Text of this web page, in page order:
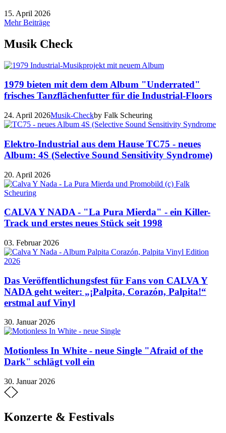
15. April 2026
Mehr Beiträge
Musik Check
1979 bieten mit dem dem Album "Underrated"
frisches Tanzflächenfutter für die Industrial-Floors
24. April 2026Musik-Checkby Falk Scheuring
Elektro-Industrial aus dem Hause TC75 - neues
Album: 4S (Selective Sound Sensitivity Syndrome)
20. April 2026
CALVA Y NADA - "La Pura Mierda" - ein Killer-
Track und erstes neues Stück seit 1998
03. Februar 2026
Das Veröffentlichungsfest für Fans von CALVA Y
NADA geht weiter: „¡Palpita, Corazón, Palpita!“
erstmal auf Vinyl
30. Januar 2026
Motionless In White - neue Single "Afraid of the
Dark" schlägt voll ein
30. Januar 2026
Konzerte & Festivals